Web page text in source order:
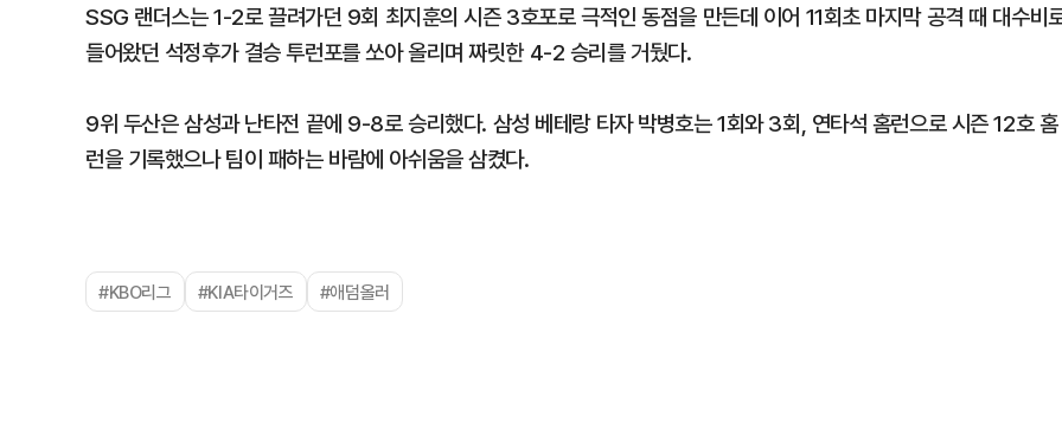
SSG 랜더스는 1-2로 끌려가던 9회 최지훈의 시즌 3호포로 극적인 동점을 만든데 이어 11회초 마지막 공격 때 대수비
들어왔던 석정후가 결승 투런포를 쏘아 올리며 짜릿한 4-2 승리를 거뒀다.
9위 두산은 삼성과 난타전 끝에 9-8로 승리했다. 삼성 베테랑 타자 박병호는 1회와 3회, 연타석 홈런으로 시즌 12호 홈
런을 기록했으나 팀이 패하는 바람에 아쉬움을 삼켰다.
#KBO리그 #KIA타이거즈 #애덤올러